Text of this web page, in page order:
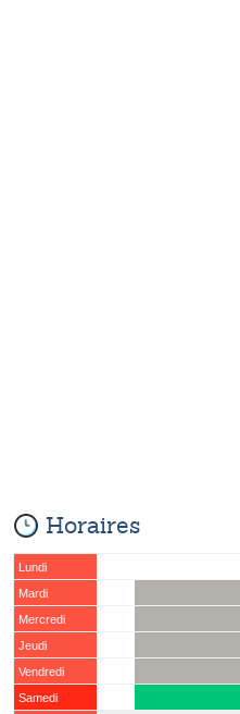
Horaires
Lundi
Mardi
Mercredi
Jeudi
Vendredi
Samedi